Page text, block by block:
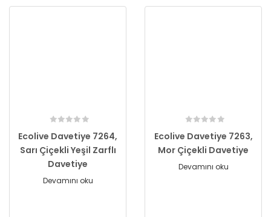
Ecolive Davetiye 7264,
Sarı Çiçekli Yeşil Zarflı
Davetiye
Devamını oku
Ecolive Davetiye 7263,
Mor Çiçekli Davetiye
Devamını oku